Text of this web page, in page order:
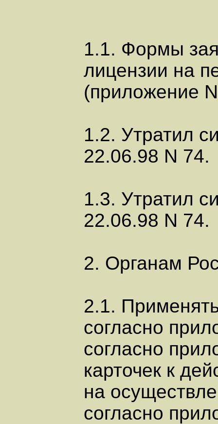
1.1. Формы
лицензии на
(приложение
1.2. Утратил
22.06.98 N 74.
1.3. Утратил
22.06.98 N 74.
2. Органам
2.1.
согласно
согласно
карточек к
на
согласно